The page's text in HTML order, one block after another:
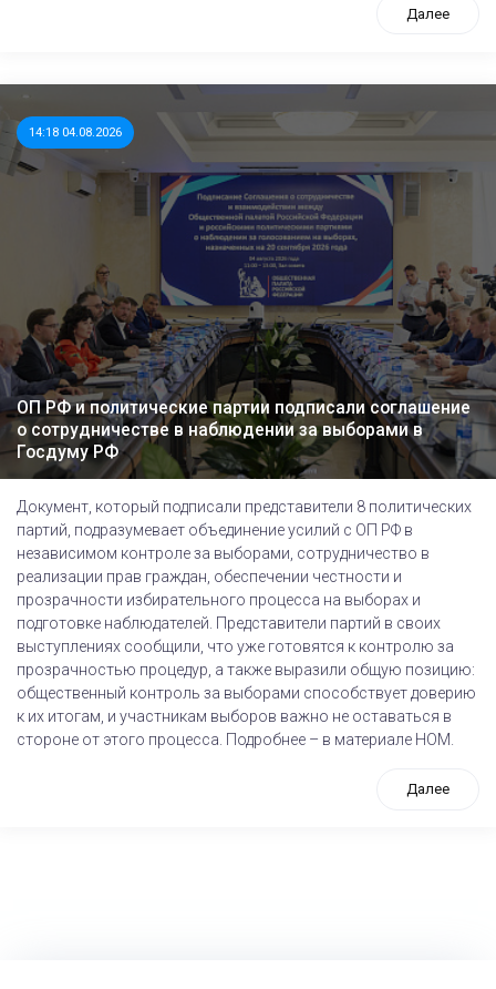
Далее
14:18 04.08.2026
ОП РФ и политические партии подписали соглашение
о сотрудничестве в наблюдении за выборами в
Госдуму РФ
Документ, который подписали представители 8 политических
партий, подразумевает объединение усилий с ОП РФ в
независимом контроле за выборами, сотрудничество в
реализации прав граждан, обеспечении честности и
прозрачности избирательного процесса на выборах и
подготовке наблюдателей. Представители партий в своих
выступлениях сообщили, что уже готовятся к контролю за
прозрачностью процедур, а также выразили общую позицию:
общественный контроль за выборами способствует доверию
к их итогам, и участникам выборов важно не оставаться в
стороне от этого процесса. Подробнее – в материале НОМ.
Далее